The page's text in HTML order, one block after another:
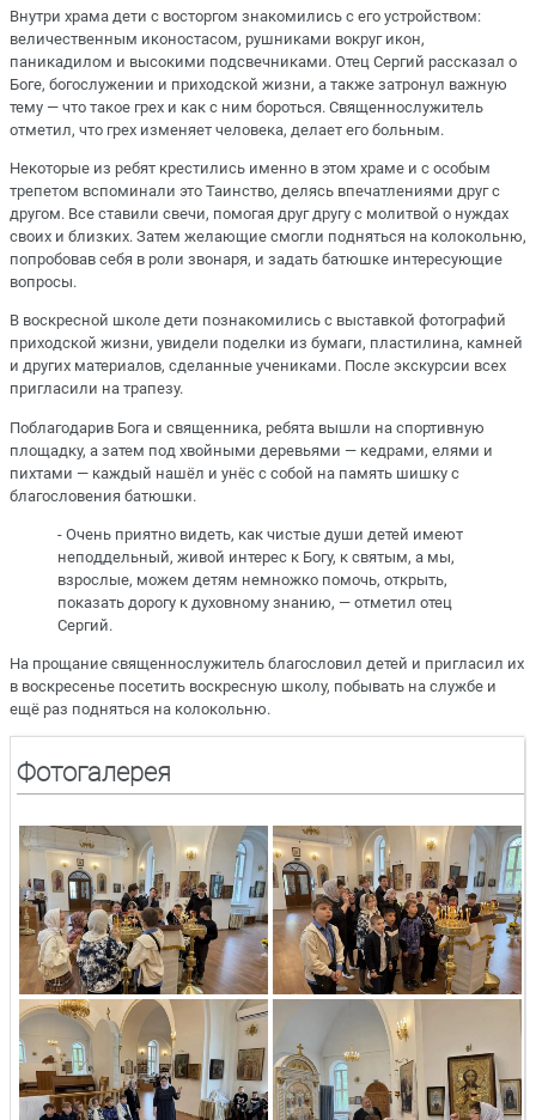
Внутри храма дети с восторгом знакомились с его устройством:
величественным иконостасом, рушниками вокруг икон,
паникадилом и высокими подсвечниками. Отец Сергий рассказал о
Боге, богослужении и приходской жизни, а также затронул важную
тему — что такое грех и как с ним бороться. Священнослужитель
отметил, что грех изменяет человека, делает его больным.
Некоторые из ребят крестились именно в этом храме и с особым
трепетом вспоминали это Таинство, делясь впечатлениями друг с
другом. Все ставили свечи, помогая друг другу с молитвой о нуждах
своих и близких. Затем желающие смогли подняться на колокольню,
попробовав себя в роли звонаря, и задать батюшке интересующие
вопросы.
В воскресной школе дети познакомились с выставкой фотографий
приходской жизни, увидели поделки из бумаги, пластилина, камней
и других материалов, сделанные учениками. После экскурсии всех
пригласили на трапезу.
Поблагодарив Бога и священника, ребята вышли на спортивную
площадку, а затем под хвойными деревьями — кедрами, елями и
пихтами — каждый нашёл и унёс с собой на память шишку с
благословения батюшки.
- Очень приятно видеть, как чистые души детей имеют
неподдельный, живой интерес к Богу, к святым, а мы,
взрослые, можем детям немножко помочь, открыть,
показать дорогу к духовному знанию, — отметил отец
Сергий.
На прощание священнослужитель благословил детей и пригласил их
в воскресенье посетить воскресную школу, побывать на службе и
ещё раз подняться на колокольню.
Фотогалерея